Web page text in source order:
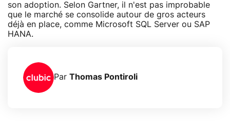
son adoption. Selon Gartner, il n'est pas improbable
que le marché se consolide autour de gros acteurs
déjà en place, comme Microsoft SQL Server ou SAP
HANA.
Par Thomas Pontiroli